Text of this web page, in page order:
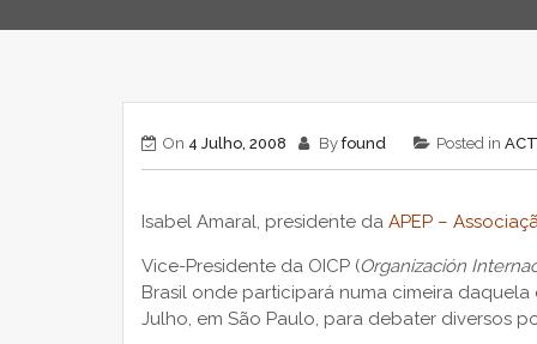
On 4 Julho, 2008 By found Posted in
Isabel Amaral, presidente da APEP –
Vice-Presidente da OICP (Organización
Brasil onde participará numa cimeira
Julho, em São Paulo, para debater diversos